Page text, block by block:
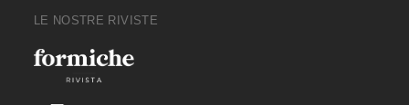
LE NOSTRE RIVISTE